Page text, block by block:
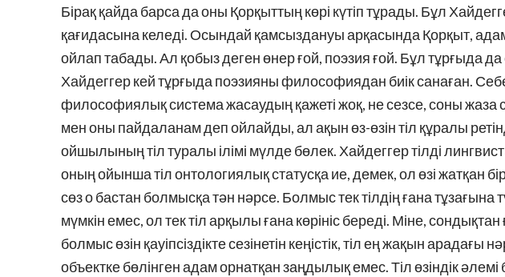
Бірақ қайда барса да оны Қорқыттың көрі күтіп тұрады. Бұл
қағидасына келеді. Осындай қамсыздануы арқасында Қорқыт,
ойлап табады. Ал қобыз деген өнер ғой, поэзия ғой. Бұл тұрғыда да
Хайдеггер кей тұрғыда поэзияны философиядан биік санаған.
философиялық система жасаудың қажеті жоқ, не сезсе, соны
мен оны пайдаланам деп ойлайды, ал ақын өз-өзін тіл құралы
ойшылының тіл туралы ілімі мүлде бөлек. Хайдеггер тілді
оның ойынша тіл онтологиялық статусқа ие, демек, ол өзі жатқан
сөз о бастан болмысқа тән нәрсе. Болмыс тек тілдің ғана
мүмкін емес, ол тек тіл арқылы ғана көрініс береді. Міне,
болмыс өзін қауіпсіздікте сезінетін кеңістік, тіл ең жақын
объектке бөлінген адам орнатқан заңдылық емес. Тіл өзіндік